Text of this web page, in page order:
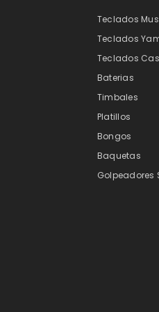
Teclados
Teclados
Teclados
Baterias
Timbales
Platillos
Bongos
Baquetas
Golpeadores